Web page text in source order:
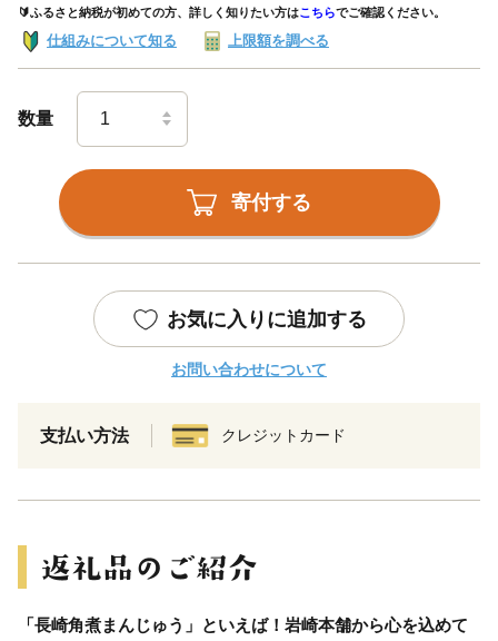
🔰ふるさと納税が初めての方、詳しく知りたい方はこちらでご確認ください。
仕組みについて知る 上限額を調べる
数量
寄付する
お気に入りに追加する
お問い合わせについて
支払い方法 クレジットカード
「長崎角煮まんじゅう」といえば！岩崎本舗から心を込めて